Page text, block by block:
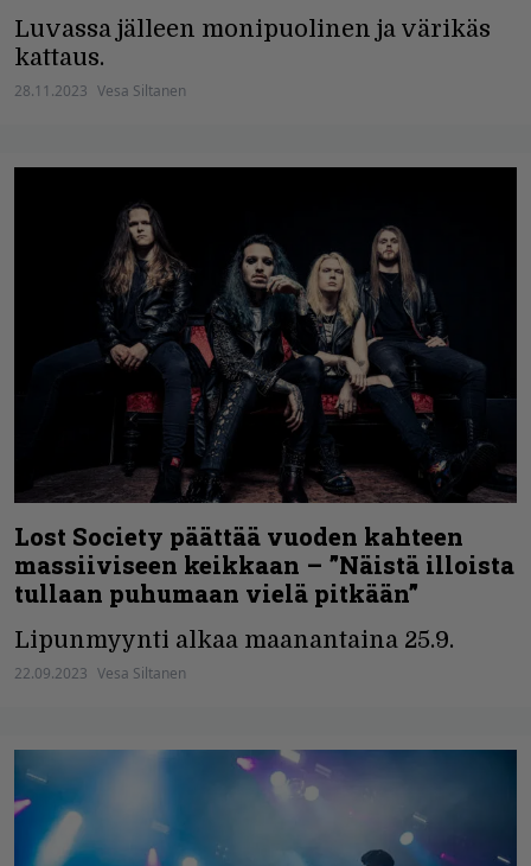
Luvassa jälleen monipuolinen ja värikäs
kattaus.
28.11.2023 Vesa Siltanen
Lost Society päättää vuoden kahteen
massiiviseen keikkaan – ”Näistä illoista
tullaan puhumaan vielä pitkään”
Lipunmyynti alkaa maanantaina 25.9.
22.09.2023 Vesa Siltanen